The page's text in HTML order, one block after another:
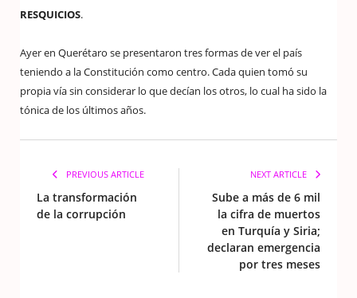
RESQUICIOS.
Ayer en Querétaro se presentaron tres formas de ver el país
teniendo a la Constitución como centro. Cada quien tomó su
propia vía sin considerar lo que decían los otros, lo cual ha sido la
tónica de los últimos años.
PREVIOUS ARTICLE
La transformación
de la corrupción
NEXT ARTICLE
Sube a más de 6 mil
la cifra de muertos
en Turquía y Siria;
declaran emergencia
por tres meses